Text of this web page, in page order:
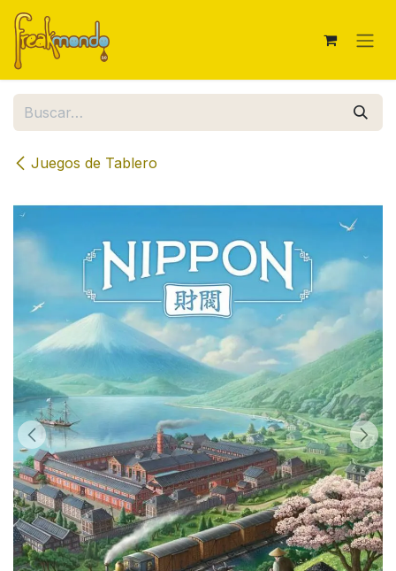
Ir al contenido
Juegos de Tablero